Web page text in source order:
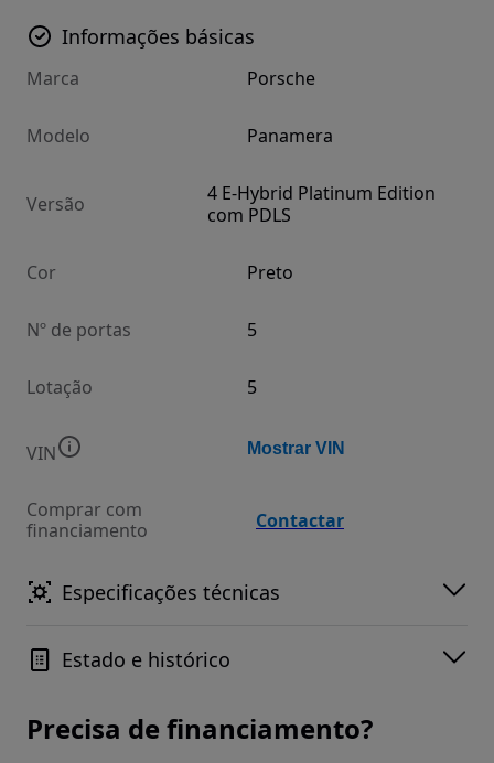
Informações básicas
Marca Porsche
Modelo Panamera
Versão
4 E-Hybrid Platinum Edition
com PDLS
Cor Preto
Nº de portas 5
Lotação 5
VIN Mostrar VIN
Comprar com
financiamento
Contactar
Especificações técnicas
Estado e histórico
Precisa de financiamento?